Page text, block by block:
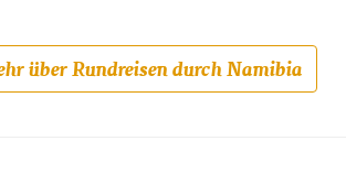
über Rundreisen durch Namibia